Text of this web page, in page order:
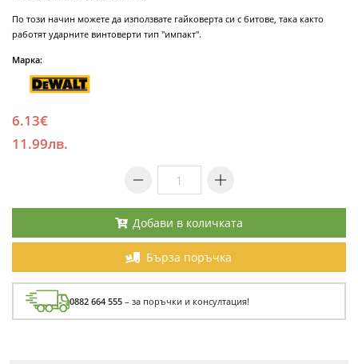
По този начин можете да използвате гайковерта си с битове, така както
работят ударните винтоверти тип "импакт".
Марка:
6.13€
11.99лв.
Добави в количката
Бърза поръчка
0882 664 555 – за поръчки и консултация!